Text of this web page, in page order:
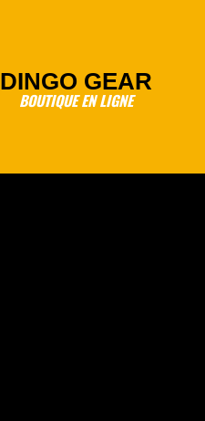
DINGO GEAR
BOUTIQUE EN LIGNE